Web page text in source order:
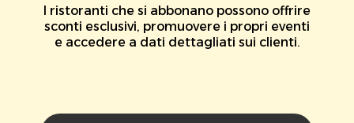
I ristoranti che si abbonano possono offrire
sconti esclusivi, promuovere i propri eventi
e accedere a dati dettagliati sui clienti.